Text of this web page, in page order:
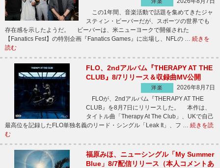
洋楽
この1年間、音楽活動で話題を集めてきたジャ
スティン・ビーバーだが、スポーツの世界でも
存在感を示したようだ。 ビーバーは、米ニューヨークで開催された
【Fanatics Fest】の特別企画『Fanatics Games』に出場し、NFLの … 続きを
読む
FLO、2ndアルバム『THERAPY AT THE
CLUB』8/7リリース＆収録曲MV公開
洋楽
2026年8月7日
FLOが、2ndアルバム『THERAPY AT THE
CLUB』を8月7日にリリースした。 本作は、
タイトル曲「Therapy At The Club」、UKで自己
最高位を記録したFLO単独名義のリード・シングル「Leak It」、フ … 続きを読
む
福原みほ、ニューシングル「My Summer
Blue」8/7配信リリース（本人コメントあ